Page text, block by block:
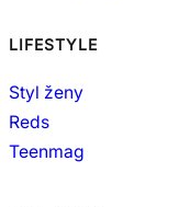
LIFESTYLE
Styl ženy
Reds
Teenmag